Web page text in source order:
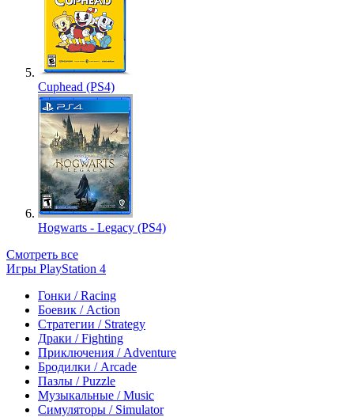
Cuphead (PS4)
Hogwarts - Legacy (PS4)
Смотреть все
Игры PlayStation 4
Гонки / Racing
Боевик / Action
Стратегии / Strategy
Драки / Fighting
Приключения / Adventure
Бродилки / Arcade
Пазлы / Puzzle
Музыкальные / Music
Симуляторы / Simulator